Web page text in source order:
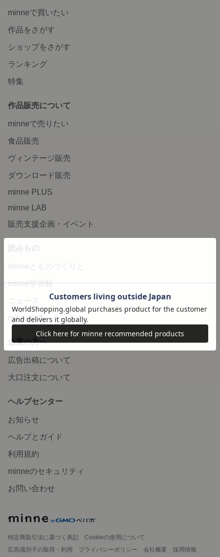
minneで買いたい
作品をさがす
ショップをさがす
ランキング
特集
作品販売について
minneで売りたい
食品販売
ヴィンテージ販売
ダウンロード販売
minne PLUS
minne LAB
販売支援企画・イベント
読みもの
minneとものづくりと
minne学習帖
ニュース
minneの本
企業の方へ
広告出稿について
大口注文について
ヘルプセンター
お知らせ
ヘルプとガイド
利用規約
minneのセキュリティ
お問い合わせ
特定商取引法に基づく表記
Cookieの使用について
広告識別子の取得・利用
プライバシーポリシー 会社概要
採用情報